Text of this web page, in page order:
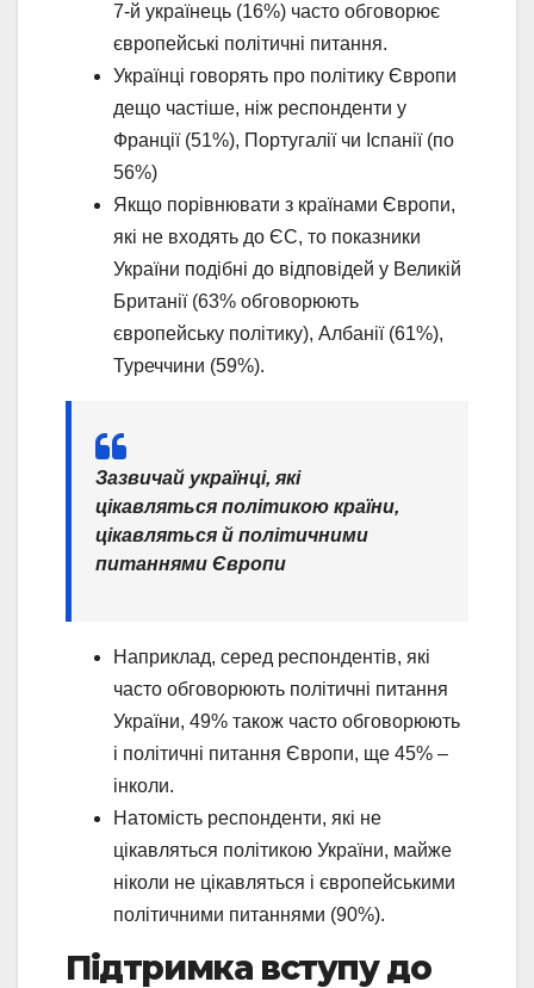
7-й українець (16%) часто обговорює
європейські політичні питання.
Українці говорять про політику Європи
дещо частіше, ніж респонденти у
Франції (51%), Португалії чи Іспанії (по
56%)
Якщо порівнювати з країнами Європи,
які не входять до ЄС, то показники
України подібні до відповідей у Великій
Британії (63% обговорюють
європейську політику), Албанії (61%),
Туреччини (59%).
Зазвичай українці, які
цікавляться політикою країни,
цікавляться й політичними
питаннями Європи
Наприклад, серед респондентів, які
часто обговорюють політичні питання
України, 49% також часто обговорюють
і політичні питання Європи, ще 45% –
інколи.
Натомість респонденти, які не
цікавляться політикою України, майже
ніколи не цікавляться і європейськими
політичними питаннями (90%).
Підтримка вступу до